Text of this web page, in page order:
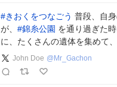
#きおくをつなごう 普段、自
が、 #錦糸公園 を通り過ぎた
に、たくさんの遺体を集めて
John Doe @ Mr_Gachon